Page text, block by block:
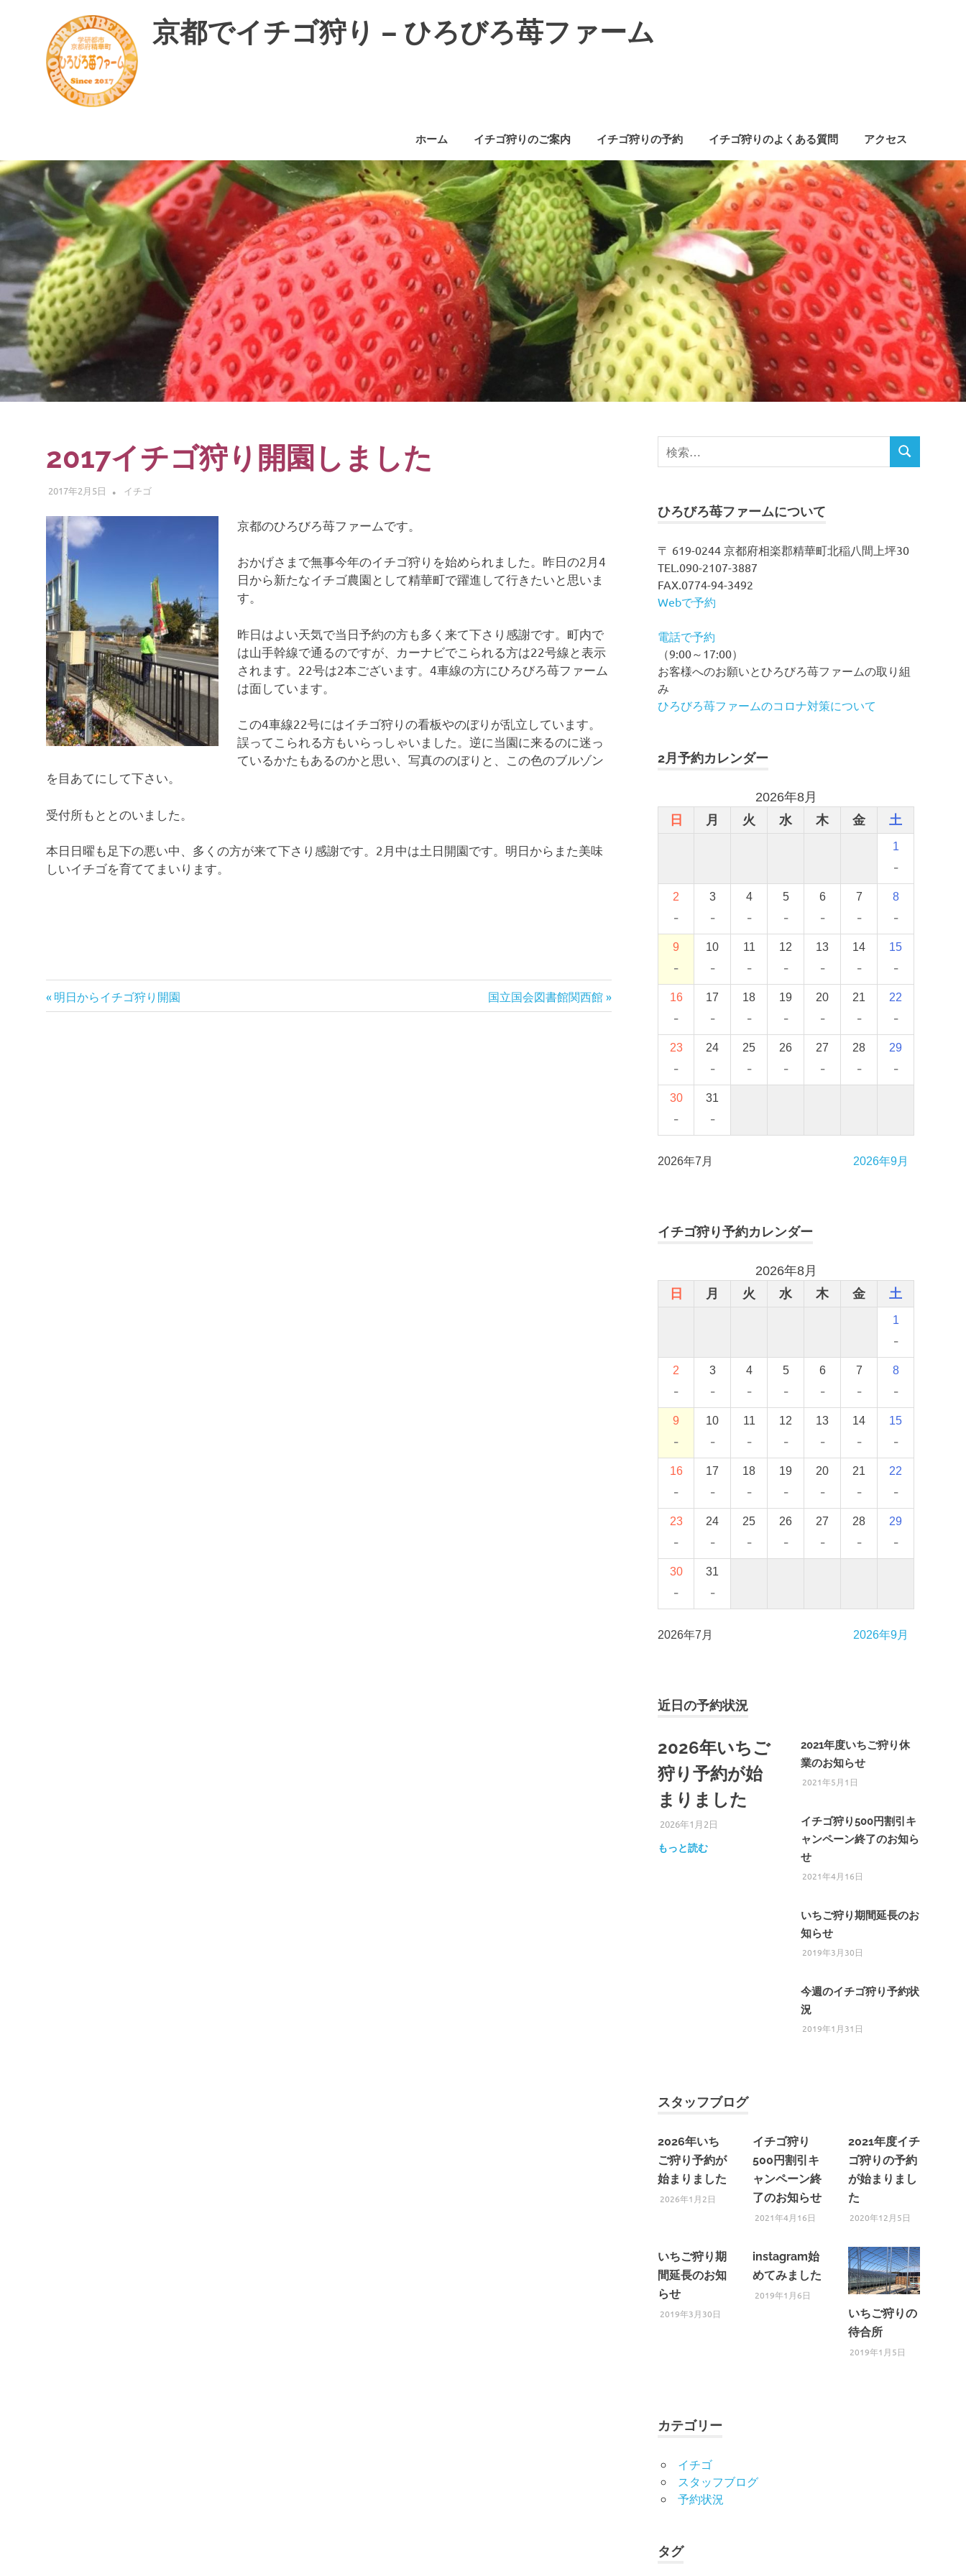
プ
京都でイチゴ狩り – ひろびろ苺ファーム
で
美
味
し
い
イ
チ
ゴ
摘
み
体
験
ホーム イチゴ狩りのご案内 イチゴ狩りの予約 イチゴ狩りのよくある質問 アクセス
2017イチゴ狩り開園しました
2017年2月5日 ADMIN
イチゴ
京都のひろびろ苺ファームです。
おかげさまで無事今年のイチゴ狩りを始められました。昨日の2月4
日から新たなイチゴ農園として精華町で躍進して行きたいと思いま
す。
昨日はよい天気で当日予約の方も多く来て下さり感謝です。町内で
は山手幹線で通るのですが、カーナビでこられる方は22号線と表示
されます。22号は2本ございます。4車線の方にひろびろ苺ファーム
は面しています。
この4車線22号にはイチゴ狩りの看板やのぼりが乱立しています。
誤ってこられる方もいらっしゃいました。逆に当園に来るのに迷っ
ているかたもあるのかと思い、写真ののぼりと、この色のブルゾン
を目あてにして下さい。
受付所もととのいました。
本日日曜も足下の悪い中、多くの方が来て下さり感謝です。2月中は土日開園です。明日からまた美味
しいイチゴを育ててまいります。
イ
チ
投
前
の
明日からイチゴ狩り開園
次
の
国立国会図書館関西館
検
索
検
索
ひろびろ苺ファームについて
〒 619-0244 京都府相楽郡精華町北稲八間上坪30
TEL.090-2107-3887
FAX.0774-94-3492
Webで予約
電話で予約
（9:00～17:00）
お客様へのお願いとひろびろ苺ファームの取り組
み
ひろびろ苺ファームのコロナ対策について
2月予約カレンダー
2026年8月
日
月 火 水 木 金 土
1
-
2
-
3
-
4
-
5
-
6
-
7
-
8
-
9
-
10
-
11
-
12
-
13
-
14
-
15
-
16
-
17
-
18
-
19
-
20
-
21
-
22
-
23
-
24
-
25
-
26
-
27
-
28
-
29
-
30
-
31
-
2026年7月 2026年9月
イチゴ狩り予約カレンダー
2026年8月
日
月 火 水 木 金 土
1
-
2
-
3
-
4
-
5
-
6
-
7
-
8
-
9
-
10
-
11
-
12
-
13
-
14
-
15
-
16
-
17
-
18
-
19
-
20
-
21
-
22
-
23
-
24
-
25
-
26
-
27
-
28
-
29
-
30
-
31
-
2026年7月 2026年9月
近日の予約状況
2026年いちご
狩り予約が始
まりました
2026年1月2日 ひろびろ苺ファーム
もっと読む
2021年度いちご狩り休
業のお知らせ
2021年5月1日
イチゴ狩り500円割引キ
ャンペーン終了のお知ら
せ
2021年4月16日
いちご狩り期間延長のお
知らせ
2019年3月30日
今週のイチゴ狩り予約状
況
2019年1月31日
スタッフブログ
2026年いち
ご狩り予約が
始まりました
2026年1月2日
イチゴ狩り
500円割引キ
ャンペーン終
了のお知らせ
2021年4月16日
2021年度イチ
ゴ狩りの予約
が始まりまし
た
2020年12月5日
いちご狩り期
間延長のお知
らせ
2019年3月30日
instagram始
めてみました
2019年1月6日
いちご狩りの
待合所
2019年1月5日
カテゴリー
イチゴ
スタッフブログ
予約状況
タグ